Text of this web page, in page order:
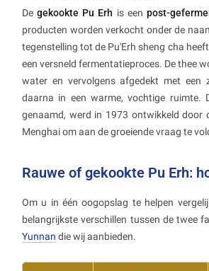
Degekookte Pu Erh is een post-
producten worden verkocht onder de
tegenstelling tot de Pu'Erh sheng cha
een versneld fermentatieproces. De thee
water en vervolgens afgedekt met een
daarna in een warme, vochtige ruimte.
genaamd, werd in 1973 ontwikkeld door
Menghai om aan de groeiende vraag te
Rauwe of gekookte Pu Erh:
Om u in één oogopslag te helpen
belangrijkste verschillen tussen de twee
Yunnan die wij aanbieden.